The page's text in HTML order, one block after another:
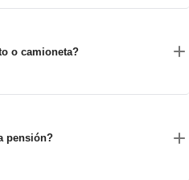
o camioneta?
pensión?